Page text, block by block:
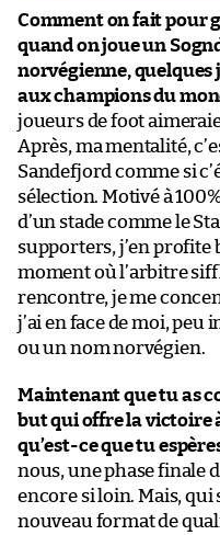
Comment on fait pour
quand on joue un
norvégienne, quelques
aux champions du
joueurs de foot
Après, ma mentalité,
Sandefjord comme si
sélection. Motivé à
d’un stade comme le
supporters, j’en profite
moment où l’arbitre
rencontre, je me
j’ai en face de moi, peu
ou un nom norvégien.
Maintenant que tu as
but qui offre la victoire
qu’est-ce que tu
nous, une phase finale
encore si loin. Mais, qui
nouveau format de